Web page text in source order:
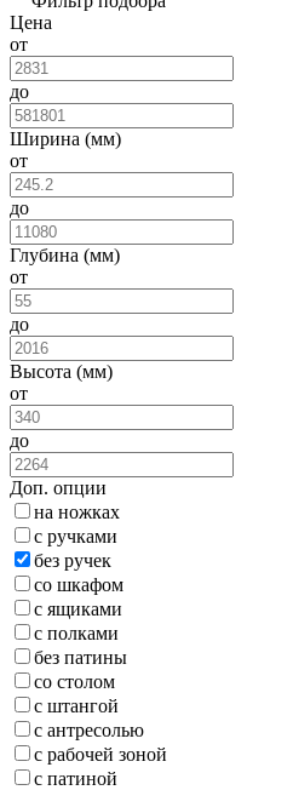
Цена
от
до
Ширина (мм)
от
до
Глубина (мм)
от
до
Высота (мм)
от
до
Доп. опции
на ножках
с ручками
без ручек
со шкафом
с ящиками
с полками
без патины
со столом
с штангой
с антресолью
с рабочей зоной
с патиной